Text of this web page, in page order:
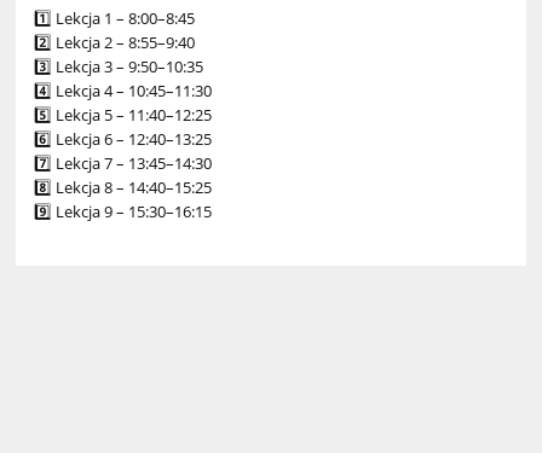
1️⃣ Lekcja 1 – 8:00–8:45
2️⃣ Lekcja 2 – 8:55–9:40
3️⃣ Lekcja 3 – 9:50–10:35
4️⃣ Lekcja 4 – 10:45–11:30
5️⃣ Lekcja 5 – 11:40–12:25
6️⃣ Lekcja 6 – 12:40–13:25
7️⃣ Lekcja 7 – 13:45–14:30
8️⃣ Lekcja 8 – 14:40–15:25
9️⃣ Lekcja 9 – 15:30–16:15